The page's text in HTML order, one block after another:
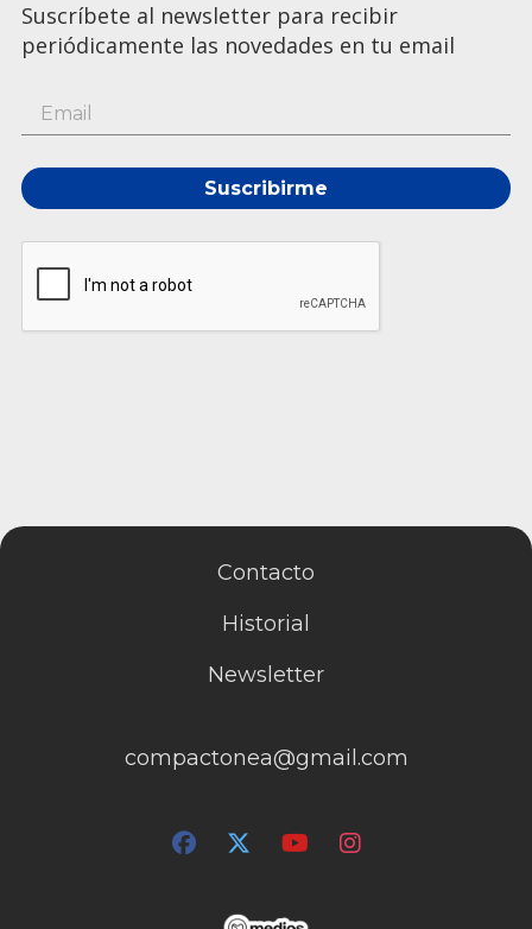
Suscríbete al newsletter para recibir
periódicamente las novedades en tu email
Suscribirme
Contacto
Historial
Newsletter
compactonea@gmail.com